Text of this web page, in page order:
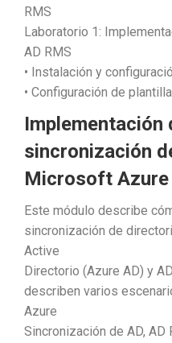
RMS
Laboratorio 1:
AD RMS
• Instalación y
• Configuración de
Implementación
sincronización
Microsoft Azure
Este módulo describe
sincronización de
Active
Directorio (Azure AD) y
describen varios
Azure
Sincronización de AD, AD